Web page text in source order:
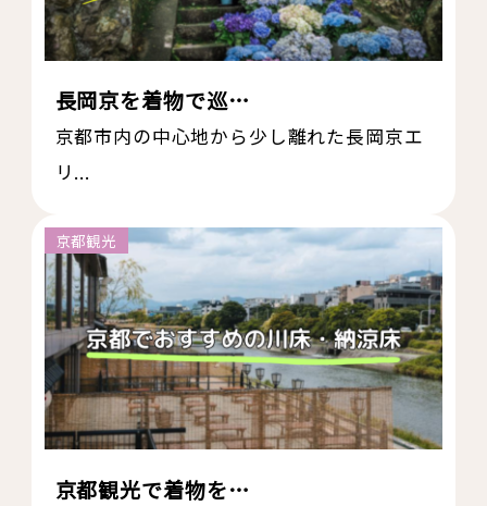
長岡京を着物で巡…
京都市内の中心地から少し離れた長岡京エ
リ...
京都観光
京都観光で着物を…